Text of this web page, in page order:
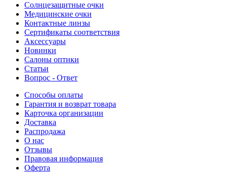
Солнцезащитные очки
Медицинские очки
Контактные линзы
Сертификаты соответствия
Аксессуары
Новинки
Салоны оптики
Статьи
Вопрос - Ответ
Способы оплаты
Гарантия и возврат товара
Карточка организации
Доставка
Распродажа
О нас
Отзывы
Правовая информация
Оферта